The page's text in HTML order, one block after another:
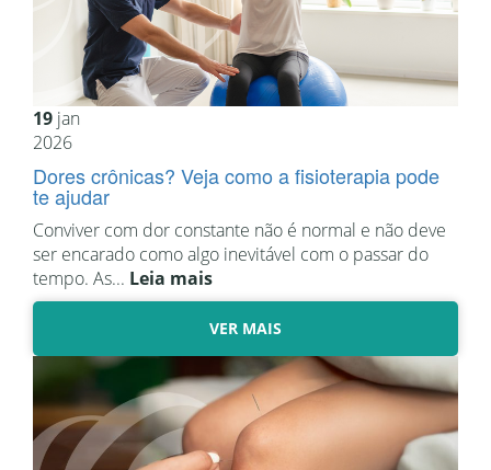
19 jan
2026
Dores crônicas? Veja como a fisioterapia pode
te ajudar
Conviver com dor constante não é normal e não deve
ser encarado como algo inevitável com o passar do
tempo. As... Leia mais
VER MAIS